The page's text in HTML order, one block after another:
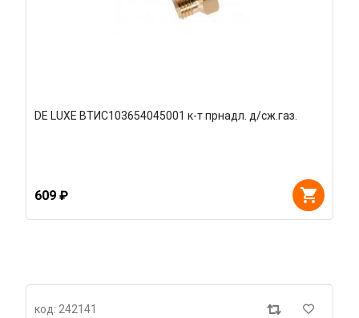
DE LUXE ВТИС103654045001 к-т прнадл. д/сж.газ.
609 ₽
код: 242141